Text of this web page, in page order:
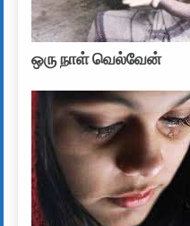
ஒரு நாள் வெல்வேன்